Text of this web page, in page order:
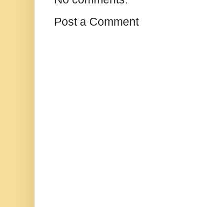
Post a Comment